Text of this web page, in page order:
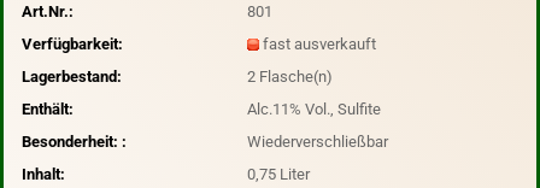
Art.Nr.:
801
Verfügbarkeit:
fast ausverkauft
Lagerbestand:
2 Flasche(n)
Enthält:
Alc.11% Vol., Sulfite
Besonderheit: :
Wiederverschließbar
Inhalt:
0,75 Liter